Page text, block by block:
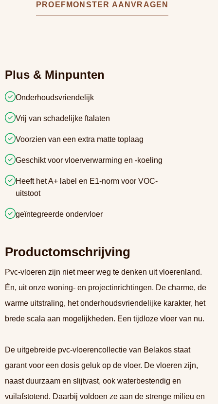
PROEFMONSTER AANVRAGEN
Plus & Minpunten
Onderhoudsvriendelijk
Vrij van schadelijke ftalaten
Voorzien van een extra matte toplaag
Geschikt voor vloerverwarming en -koeling
Heeft het A+ label en E1-norm voor VOC-
uitstoot
geïntegreerde ondervloer
Productomschrijving
Pvc-vloeren zijn niet meer weg te denken uit vloerenland.
Én, uit onze woning- en projectinrichtingen. De charme, de
warme uitstraling, het onderhoudsvriendelijke karakter, het
brede scala aan mogelijkheden. Een tijdloze vloer van nu.
De uitgebreide pvc-vloerencollectie van Belakos staat
garant voor een dosis geluk op de vloer. De vloeren zijn,
naast duurzaam en slijtvast, ook waterbestendig en
vuilafstotend. Daarbij voldoen ze aan de strenge milieu en